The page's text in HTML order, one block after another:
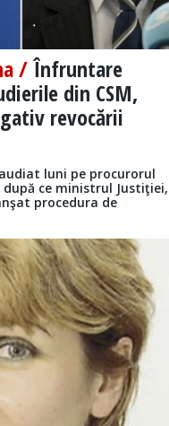
/Înfruntare
din CSM,
revocării
luni pe procurorul
ce ministrul Justiţiei,
procedura de